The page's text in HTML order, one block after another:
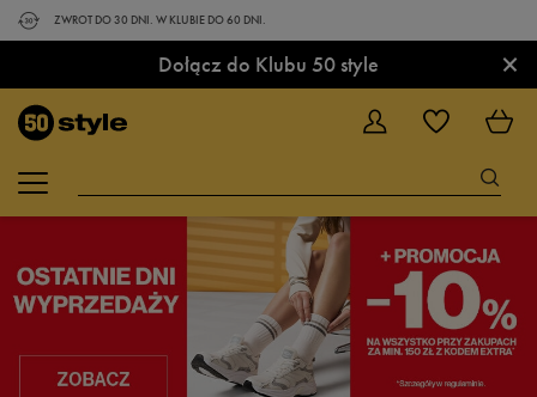
ZWROT DO 30 DNI. W KLUBIE DO 60 DNI.
Dołącz do Klubu 50 style ×